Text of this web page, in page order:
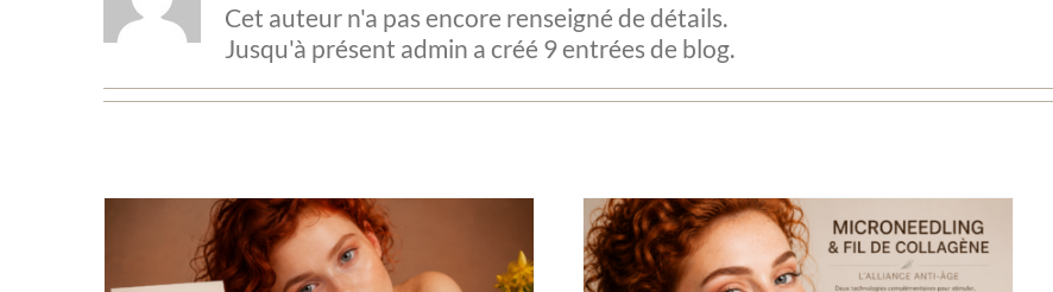
Cet auteur n'a pas encore renseigné de détails.
Jusqu'à présent admin a créé 9 entrées de blog.